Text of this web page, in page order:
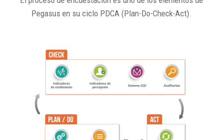
Pegasus en su ciclo PDCA (Plan-Do-Check-Act).